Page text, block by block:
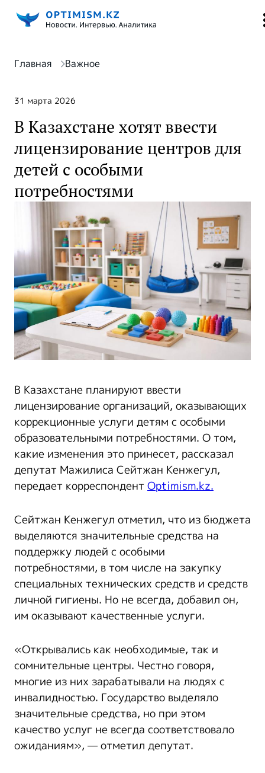
Главная Важное
31 марта 2026
В Казахстане хотят ввести
лицензирование центров для
детей с особыми
потребностями
В Казахстане планируют ввести
лицензирование организаций, оказывающих
коррекционные услуги детям с особыми
образовательными потребностями. О том,
какие изменения это принесет, рассказал
депутат Мажилиса Сейтжан Кенжегул,
передает корреспондент Optimism.kz.
Сейтжан Кенжегул отметил, что из бюджета
выделяются значительные средства на
поддержку людей с особыми
потребностями, в том числе на закупку
специальных технических средств и средств
личной гигиены. Но не всегда, добавил он,
им оказывают качественные услуги.
«Открывались как необходимые, так и
сомнительные центры. Честно говоря,
многие из них зарабатывали на людях с
инвалидностью. Государство выделяло
значительные средства, но при этом
качество услуг не всегда соответствовало
ожиданиям», — отметил депутат.